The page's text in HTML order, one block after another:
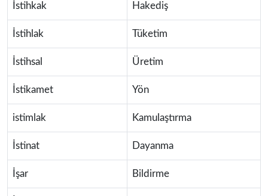
İstihkak Hakediş
İstihlak Tüketim
İstihsal Üretim
İstikamet Yön
istimlak Kamulaştırma
İstinat Dayanma
İşar Bildirme